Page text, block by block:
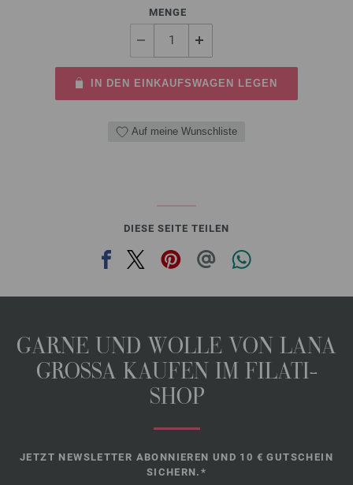
MENGE
IN DEN EINKAUFSWAGEN LEGEN
Auf meine Wunschliste
DIESE SEITE TEILEN
GARNE UND WOLLE VON LANA
GROSSA KAUFEN IM FILATI-
SHOP
JETZT NEWSLETTER ABONNIEREN UND 10 € GUTSCHEIN
SICHERN.*